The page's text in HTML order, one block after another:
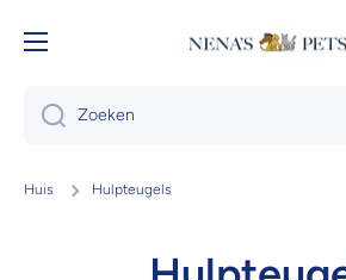
Doorgaan naar artikel
Zoeken
Huis Hulpteugels